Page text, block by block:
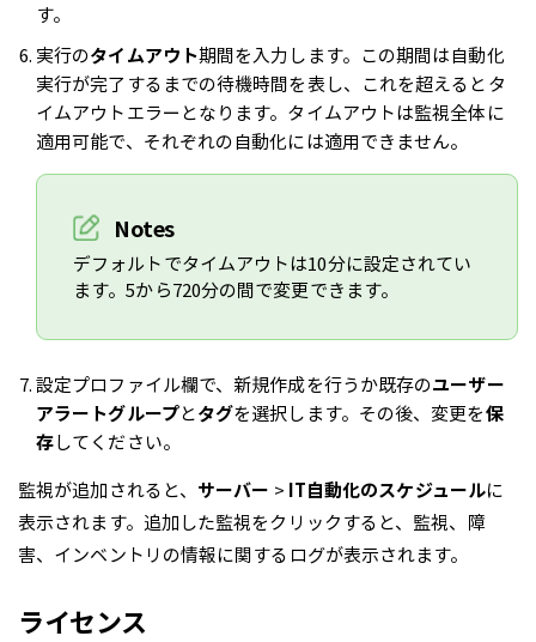
す。
実行のタイムアウト期間を入力します。この期間は自動化
実行が完了するまでの待機時間を表し、これを超えるとタ
イムアウトエラーとなります。タイムアウトは監視全体に
適用可能で、それぞれの自動化には適用できません。
Notes
デフォルトでタイムアウトは10分に設定されてい
ます。5から720分の間で変更できます。
設定プロファイル欄で、新規作成を行うか既存のユーザー
アラートグループとタグを選択します。その後、変更を保
存してください。
監視が追加されると、 サーバー > IT自動化のスケジュールに
表示されます。追加した監視をクリックすると、監視、障
害、インベントリの情報に関するログが表示されます。
ライセンス